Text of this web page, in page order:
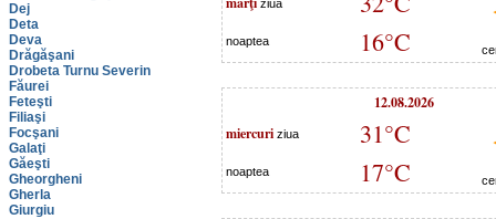
Dej
Deta
Deva
Drăgăşani
Drobeta Turnu Severin
Făurei
Feteşti
Filiaşi
Focşani
Galaţi
Găeşti
Gheorgheni
Gherla
Giurgiu
ziua
noaptea 16°C
12.08.2026
miercuri ziua 31°C
noaptea 17°C